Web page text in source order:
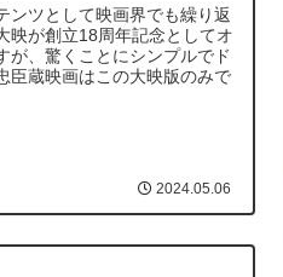
ンツとして映画界でも繰り返
映が創立18周年記念としてオ
が、驚くことにシンプルでド
臣蔵映画はこの大映版のみで
2024.05.06